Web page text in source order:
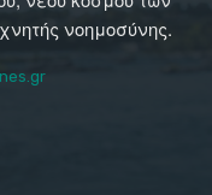
νοημοσύνης.